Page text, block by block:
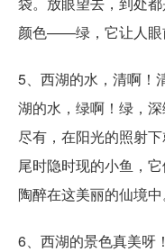
颜色——绿，它让人眼
5、西湖的水，清啊！
湖的水，绿啊！绿，
尽有，在阳光的照射
尾时隐时现的小鱼，
陶醉在这美丽的仙境中
6、西湖的景色真美呀